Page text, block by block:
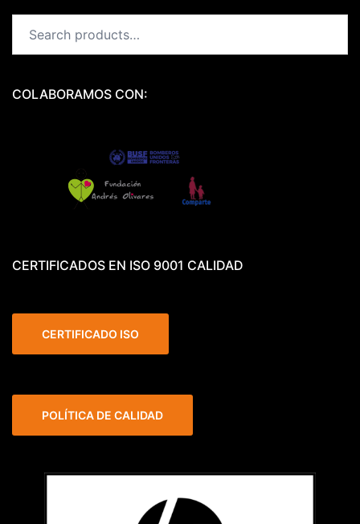
for:
COLABORAMOS CON:
CERTIFICADOS EN ISO 9001 CALIDAD
CERTIFICADO ISO
POLÍTICA DE CALIDAD